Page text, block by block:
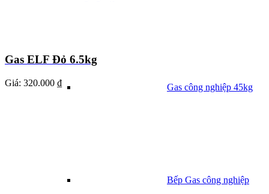
Gas công nghiệp 45kg
Bếp Gas công nghiệp
Gas ELF Đỏ 6.5kg
Giá: 320.000 ₫